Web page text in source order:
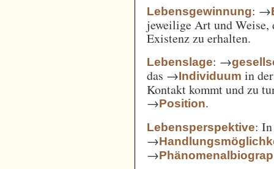
Lebensgewinnung: →
jeweilige Art und
Existenz zu erhalten.
Lebenslage: →
das →Individuum in
Kontakt kommt und zu
→Position.
Lebensperspektive:
→
→